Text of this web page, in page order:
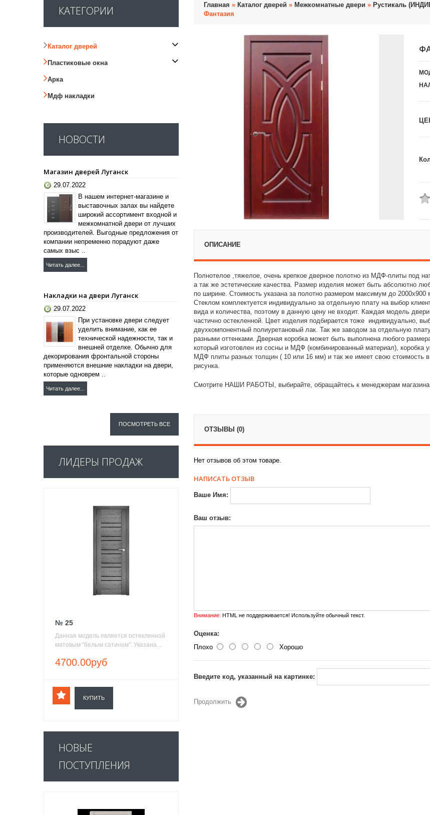
КАТЕГОРИИ
Каталог дверей
Пластиковые окна
Арка
Мдф накладки
НОВОСТИ
Магазин дверей Луганск
29.07.2022
В нашем интернет-магазине и
выставочных залах вы найдете
широкий ассортимент входной и
межкомнатной двери от лучших
производителей. Выгодные предложения от
компании непременно порадуют даже
самых взыс ..
Читать далее...
Накладки на двери Луганск
29.07.2022
При установке двери следует
уделить внимание, как ее
технической надежности, так и
внешней отделке. Обычно для
декорирования фронтальной стороны
применяются внешние накладки на двери,
которые одноврем ..
Читать далее...
ПОСМОТРЕТЬ ВСЕ
ЛИДЕРЫ ПРОДАЖ
№ 25
Данная модель является остекленной
матовым "белым сатином". Указана...
4700.00руб
КУПИТЬ
НОВЫЕ
ПОСТУПЛЕНИЯ
Главная » Каталог дверей » Межкомнатные двери » Рустикаль
Фантазия
ОПИСАНИЕ
Полнотелое ,тяжелое, очень крепкое дверное полотно из МДФ-плиты под
а так же эстетические качества. Размер изделия может быть абсолютно
по ширине. Стоимость указана за полотно размером максимум до
Стеклом комплектуется индивидуально за отдельную плату на выбор
вида и количества, поэтому в данную цену не входит. Каждая модель
частично остекленной. Цвет изделия подбирается тоже индивидуально,
двухкомпонентный полиуретановый лак. Так же заводом за отдельную
разными оттенками. Дверная коробка может быть выполнена любого
который изготовлен из сосны и МДФ (комбинированный материал),
МДФ плиты разных толщин ( 10 или 16 мм) и так же имеет свою стоимость
рисунка.
Смотрите НАШИ РАБОТЫ, выбирайте, обращайтесь к менеджерам магазина
ОТЗЫВЫ (0)
Нет отзывов об этом товаре.
НАПИСАТЬ ОТЗЫВ
Ваше Имя:
Ваш отзыв:
Внимание: HTML не поддерживается! Используйте обычный текст.
Оценка:
Плохо
Хорошо
Введите код, указанный на картинке:
Продолжить